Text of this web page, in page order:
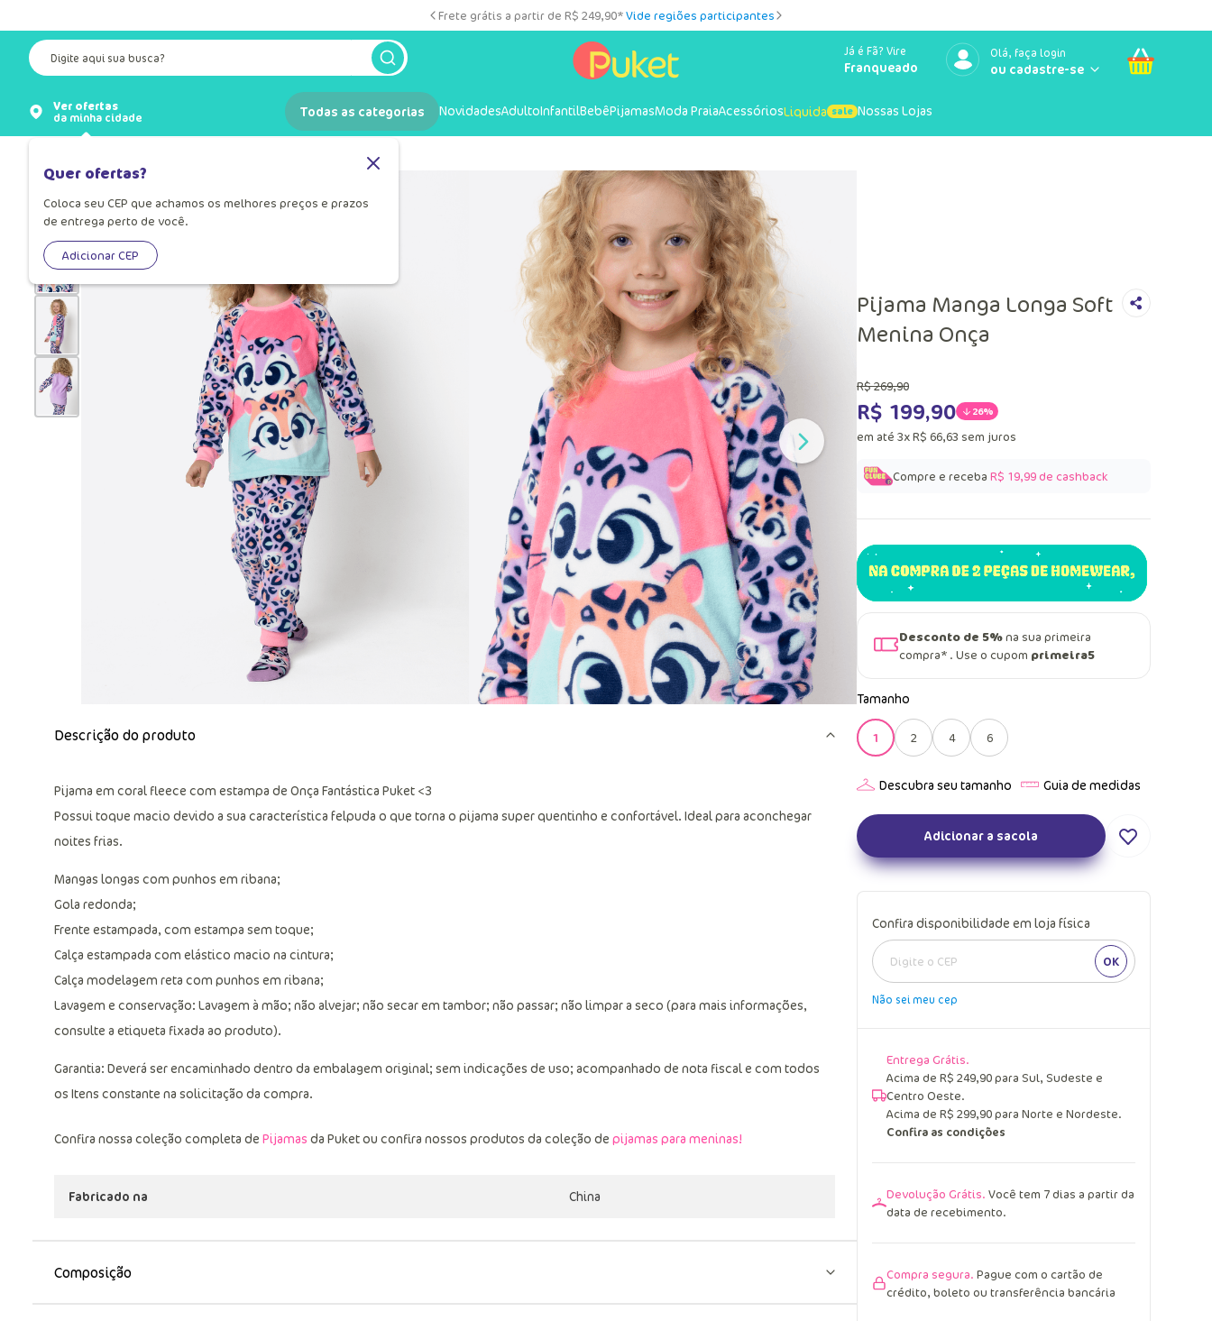
Frete grátis a partir de R$ 249,90*Vide regiões participantes
Digite aqui sua busca? Já é Fã? Vire
Franqueado
Olá, faça login
Ver ofertas
da minha cidade
Quer ofertas?
Coloca seu CEP que achamos os melhores preços e prazos
de entrega perto de você.
Adicionar CEP
Todas as categorias NovidadesAdultoInfantilBebêPijamasModa PraiaAcessóriosLiquida Nossas Lojas
Descrição do produto
Pijama em coral fleece com estampa de Onça Fantástica Puket <3
Possui toque macio devido a sua característica felpuda o que torna o pijama super quentinho e confortável. Ideal para aconchegar
noites frias.
Mangas longas com punhos em ribana;
Gola redonda;
Frente estampada, com estampa sem toque;
Calça estampada com elástico macio na cintura;
Calça modelagem reta com punhos em ribana;
Lavagem e conservação: Lavagem à mão; não alvejar; não secar em tambor; não passar; não limpar a seco (para mais informações,
consulte a etiqueta fixada ao produto).
Garantia: Deverá ser encaminhado dentro da embalagem original; sem indicações de uso; acompanhado de nota fiscal e com todos
os Itens constante na solicitação da compra.
Confira nossa coleção completa de Pijamas da Puket ou confira nossos produtos da coleção de pijamas para meninas!
Fabricado na China
Composição
Pijama Manga Longa Soft
Menina Onça
R$269,90
R$ 199,90 26%
em até 3xR$ 66,63 sem juros
Compre e receba R$ 19,99de cashback
Desconto de 5%na sua primeira
compra* . Use o cupom primeira5
Tamanho
1 2 4 6
Adicionar a sacola
Confira disponibilidade em loja física
OK
Não sei meu cep
Entrega Grátis.
Acima de R$ 249,90 para Sul, Sudeste e
Centro Oeste.
Acima de R$ 299,90 para Norte e Nordeste.
Confira as condições
Devolução Grátis. Você tem 7 dias a partir da
data de recebimento.
Compra segura. Pague com o cartão de
crédito, boleto ou transferência bancária